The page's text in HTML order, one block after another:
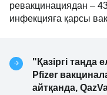
ревакцинациядан –
инфекцияға қарсы
"Қазіргі таңда
Pfizer
айтқанда,